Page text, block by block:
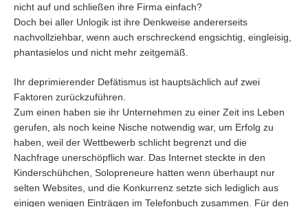
nicht auf und schließen ihre Firma einfach?
Doch bei aller Unlogik ist ihre Denkweise andererseits
nachvollziehbar, wenn auch erschreckend engsichtig, eingleisig,
phantasielos und nicht mehr zeitgemäß.
Ihr deprimierender Defätismus ist hauptsächlich auf zwei
Faktoren zurückzuführen.
Zum einen haben sie ihr Unternehmen zu einer Zeit ins Leben
gerufen, als noch keine Nische notwendig war, um Erfolg zu
haben, weil der Wettbewerb schlicht begrenzt und die
Nachfrage unerschöpflich war. Das Internet steckte in den
Kinderschühchen, Solopreneure hatten wenn überhaupt nur
selten Websites, und die Konkurrenz setzte sich lediglich aus
einigen wenigen Einträgen im Telefonbuch zusammen. Für den